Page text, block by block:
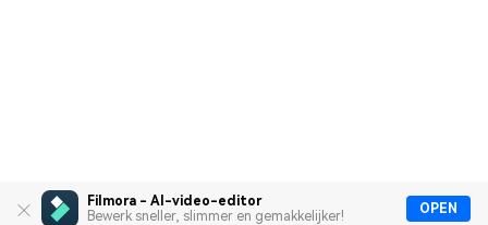
Filmora - AI-video-editor
Bewerk sneller, slimmer en gemakkelijker!
OPEN